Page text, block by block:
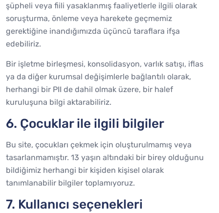
şüpheli veya fiili yasaklanmış faaliyetlerle ilgili olarak
soruşturma, önleme veya harekete geçmemiz
gerektiğine inandığımızda üçüncü taraflara ifşa
edebiliriz.
Bir işletme birleşmesi, konsolidasyon, varlık satışı, iflas
ya da diğer kurumsal değişimlerle bağlantılı olarak,
herhangi bir PII de dahil olmak üzere, bir halef
kuruluşuna bilgi aktarabiliriz.
6. Çocuklar ile ilgili bilgiler
Bu site, çocukları çekmek için oluşturulmamış veya
tasarlanmamıştır. 13 yaşın altındaki bir birey olduğunu
bildiğimiz herhangi bir kişiden kişisel olarak
tanımlanabilir bilgiler toplamıyoruz.
7. Kullanıcı seçenekleri